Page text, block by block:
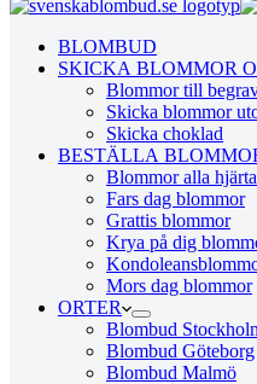
BLOMBUD
SKICKA BLOMMOR
Blommor till
Skicka blommor
Skicka choklad
BESTÄLLA
Blommor alla
Fars dag blommor
Grattis blommor
Krya på dig
Mors dag blommor
ORTER
Blombud
Blombud Göteborg
Blombud Malmö